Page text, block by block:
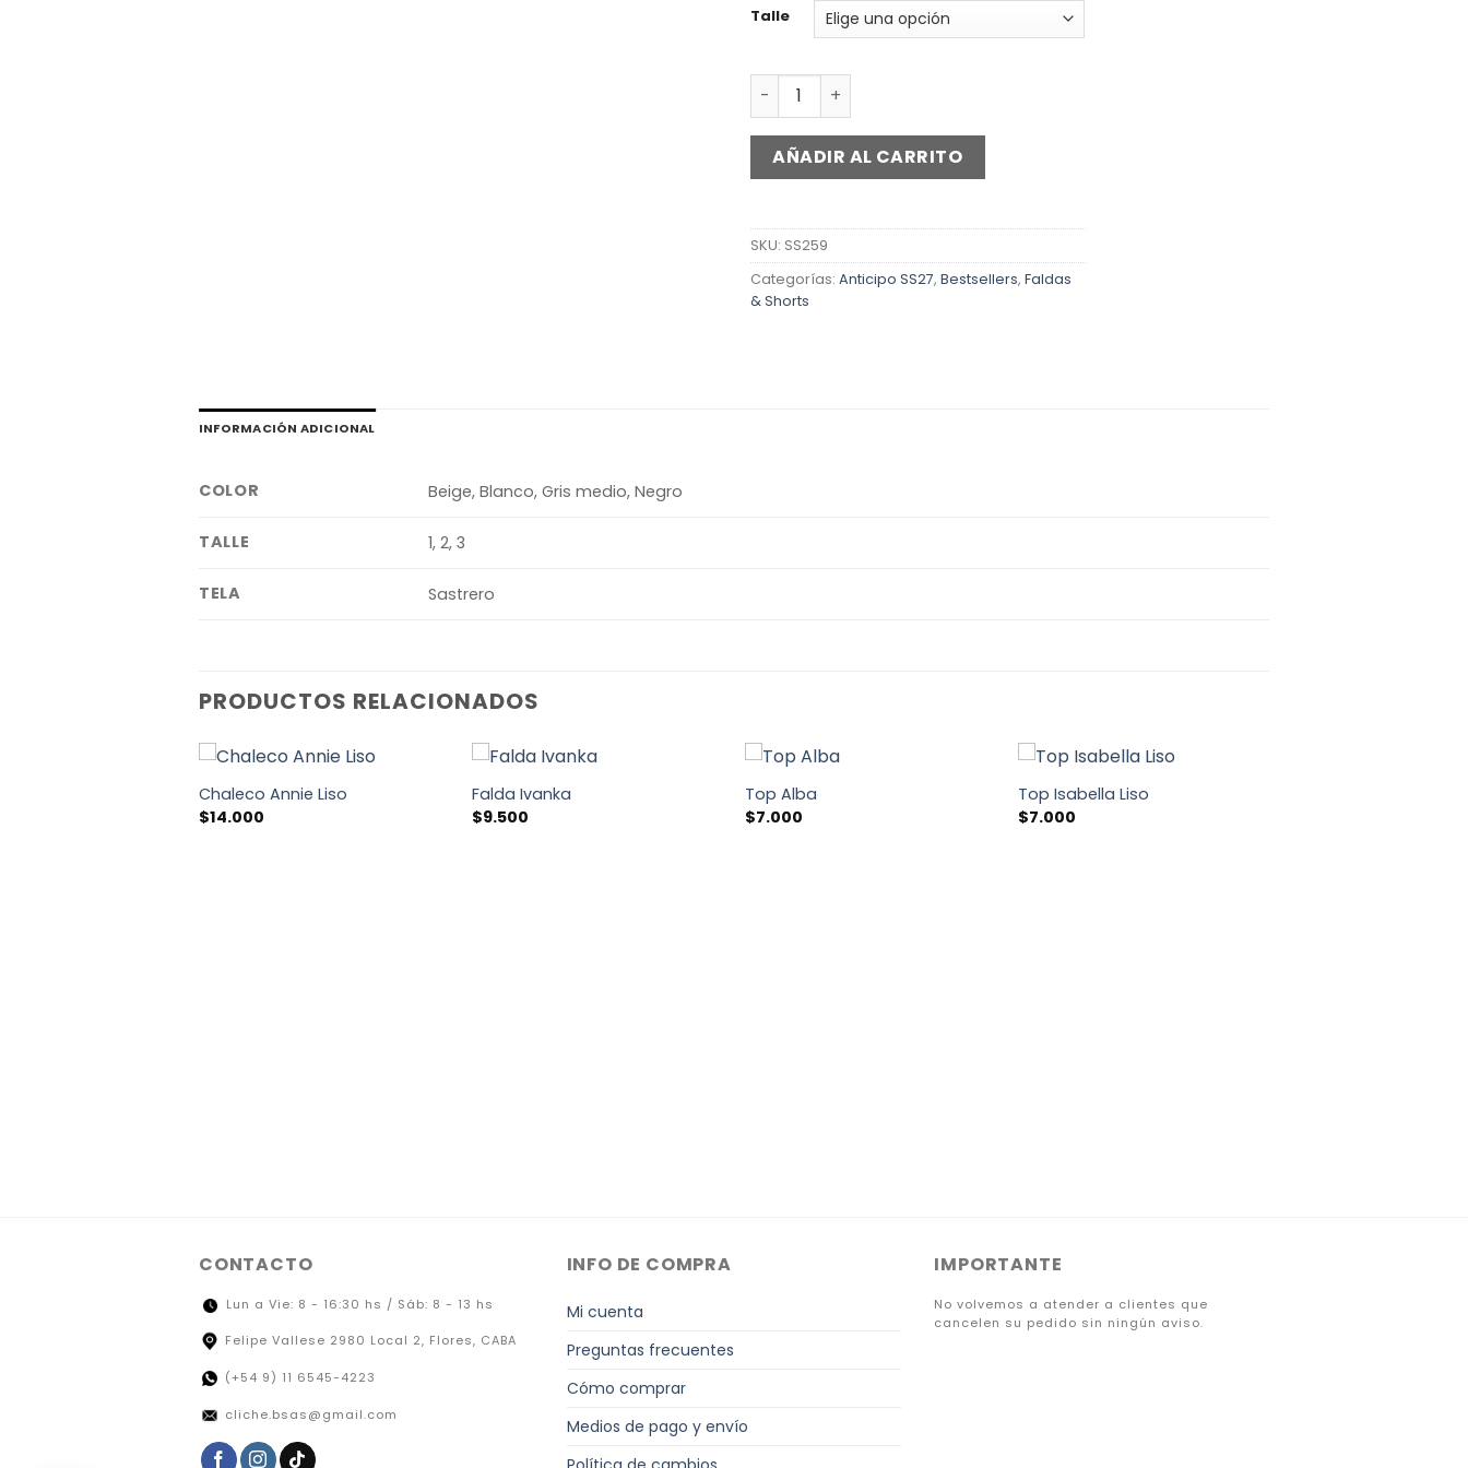
Talle
Falda Dior cantidad
AÑADIR AL CARRITO
SKU: SS259
Categorías: Anticipo SS27, Bestsellers, Faldas
& Shorts
INFORMACIÓN ADICIONAL
COLOR Beige, Blanco, Gris medio, Negro
TALLE 1, 2, 3
TELA Sastrero
PRODUCTOS RELACIONADOS
Chaleco Annie Liso
$14.000
Falda Ivanka
$9.500
Top Alba
$7.000
Top Isabella Liso
$7.000
CONTACTO
Lun a Vie: 8 - 16:30 hs / Sáb: 8 - 13 hs
Felipe Vallese 2980 Local 2, Flores, CABA
(+54 9) 11 6545-4223
cliche.bsas@gmail.com
INFO DE COMPRA
Mi cuenta
Preguntas frecuentes
Cómo comprar
Medios de pago y envío
IMPORTANTE
No volvemos a atender a clientes que
cancelen su pedido sin ningún aviso.